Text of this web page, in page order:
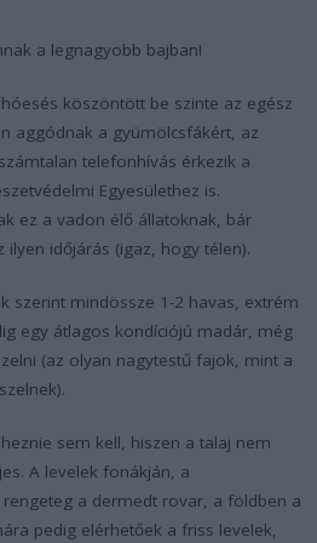
a legnagyobb bajban!
köszöntött be szinte az egész
aggódnak a gyümölcsfákért, az
telefonhívás érkezik a
Egyesülethez is.
ez a vadon élő állatoknak, bár
időjárás (igaz, hogy télen).
szerint mindössze 1-2 havas, extrém
egy átlagos kondíciójú madár, még
(az olyan nagytestű fajok, mint a
sem kell, hiszen a talaj nem
A levelek fonákján, a
a dermedt rovar, a földben a
pedig elérhetőek a friss levelek,